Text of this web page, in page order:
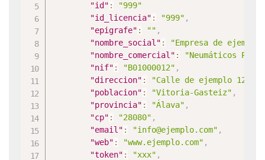
"id" :
"999"
"id_licencia" : "999" ,
"epigrafe" : "" ,
"nombre_social" :
"Empresa de
"nombre_comercial" :
"Neumáticos Pepe"
"nif" : "B01000012" ,
"direccion" : "Calle de ejemplo 123"
"poblacion" : "Vitoria-Gasteiz" ,
"provincia" : "Álava" ,
"cp" : "28080" ,
"email" : "info@ejemplo.com" ,
"web" : "www.ejemplo.com" ,
"token" : "xxx" ,